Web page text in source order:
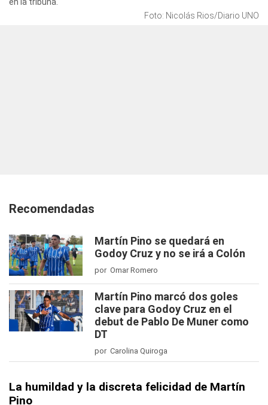
en la tribuna.
Foto: Nicolás Rios/Diario UNO
Recomendadas
Martín Pino se quedará en
Godoy Cruz y no se irá a Colón
por Omar Romero
Martín Pino marcó dos goles
clave para Godoy Cruz en el
debut de Pablo De Muner como
DT
por Carolina Quiroga
La humildad y la discreta felicidad de Martín
Pino